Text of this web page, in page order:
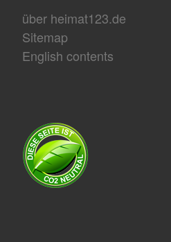
über heimat123.de
Sitemap
English contents